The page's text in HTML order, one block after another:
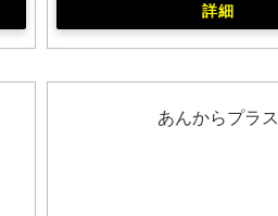
詳細
あんからプラス